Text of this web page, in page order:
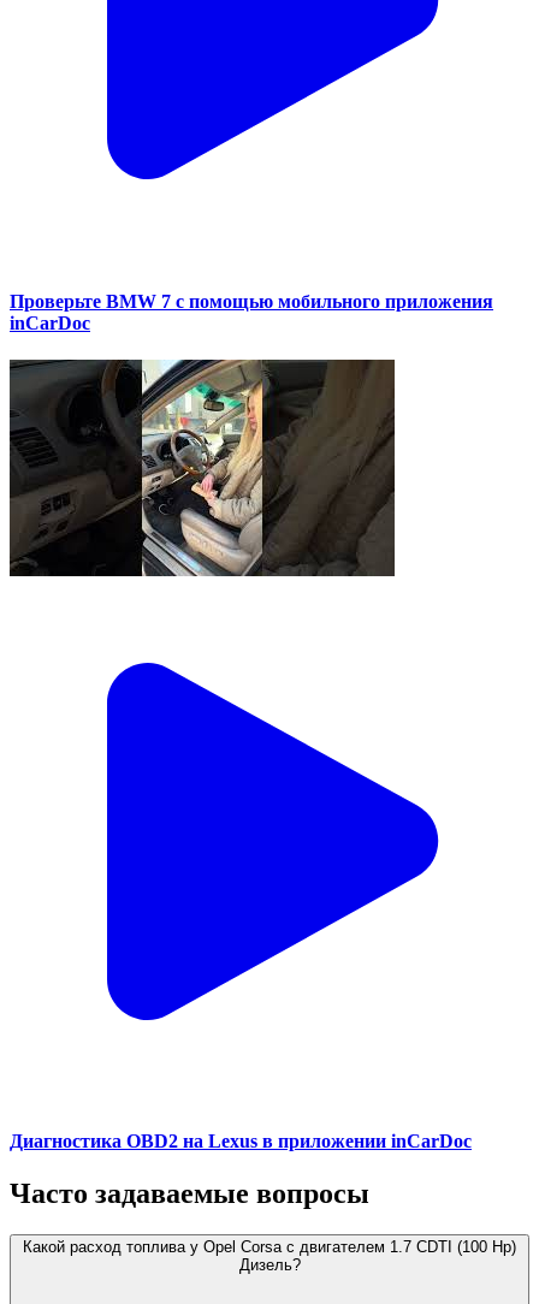
Проверьте BMW 7 с помощью мобильного приложения
inCarDoc
Диагностика OBD2 на Lexus в приложении inCarDoc
Часто задаваемые вопросы
Какой расход топлива у Opel Corsa с двигателем 1.7 CDTI (100 Hp)
Дизель?